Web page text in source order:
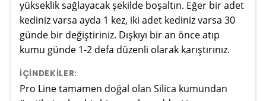
yükseklik sağlayacak şekilde boşaltın. Eğer bir adet
kediniz varsa ayda 1 kez, iki adet kediniz varsa 30
günde bir değiştiriniz. Dışkıyı bir an önce atıp
kumu günde 1-2 defa düzenli olarak karıştırınız.
İÇINDEKILER:
Pro Line tamamen doğal olan Silica kumundan